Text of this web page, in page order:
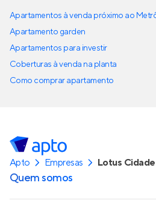
Apartamentos à venda próximo ao
Apartamento garden
Apartamentos para investir
Coberturas à venda na planta
Como comprar apartamento
Apto Empresas Lotus Cidade
Quem somos